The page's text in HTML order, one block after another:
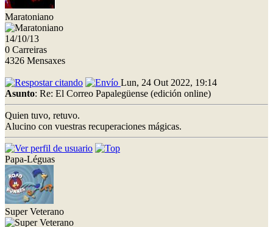
Maratoniano
14/10/13
0 Carreiras
4326 Mensaxes
Lun, 24 Out 2022, 19:14
Asunto: Re: El Correo Papalegüense (edición online)
Quien tuvo, retuvo.
Alucino con vuestras recuperaciones mágicas.
Papa-Léguas
Super Veterano